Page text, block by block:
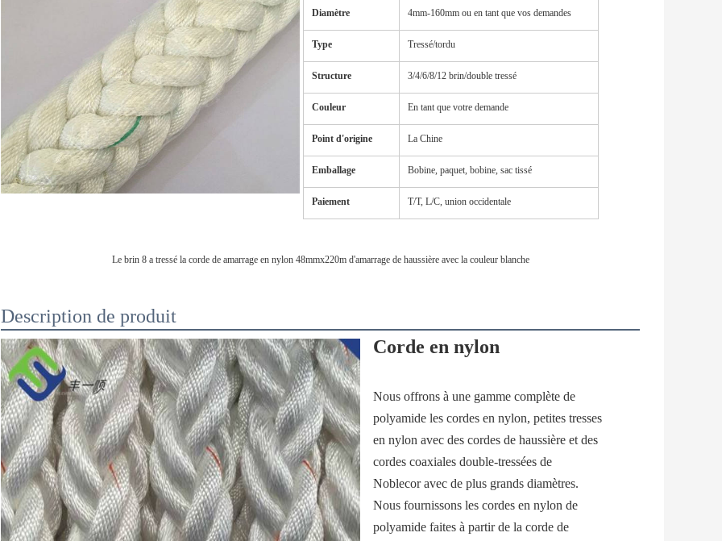
Diamètre 4mm-160mm ou en tant que vos demandes
Type Tressé/tordu
Structure 3/4/6/8/12 brin/double tressé
Couleur En tant que votre demande
Point d'origine La Chine
Emballage Bobine, paquet, bobine, sac tissé
Paiement T/T, L/C, union occidentale
Le brin 8 a tressé la corde de amarrage en nylon 48mmx220m d'amarrage de haussière avec la couleur blanche
Description de produit
Corde en nylon
Nous offrons à une gamme complète de
polyamide les cordes en nylon, petites tresses
en nylon avec des cordes de haussière et des
cordes coaxiales double-tressées de
Noblecor avec de plus grands diamètres.
Nous fournissons les cordes en nylon de
polyamide faites à partir de la corde de